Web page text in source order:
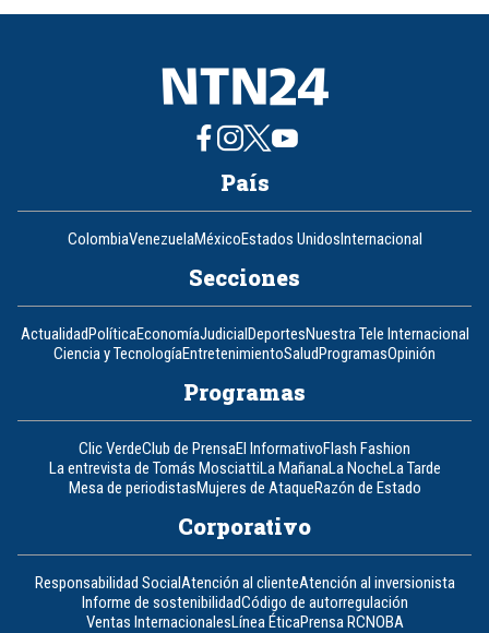
8
País
ColombiaVenezuelaMéxicoEstados UnidosInternacional
Secciones
ActualidadPolíticaEconomíaJudicialDeportesNuestra Tele Internacional
Ciencia y TecnologíaEntretenimientoSaludProgramasOpinión
Programas
Clic VerdeClub de PrensaEl InformativoFlash Fashion
La entrevista de Tomás MosciattiLa MañanaLa NocheLa Tarde
Mesa de periodistasMujeres de AtaqueRazón de Estado
Corporativo
Responsabilidad SocialAtención al clienteAtención al inversionista
Informe de sostenibilidadCódigo de autorregulación
Ventas InternacionalesLínea ÉticaPrensa RCNOBA